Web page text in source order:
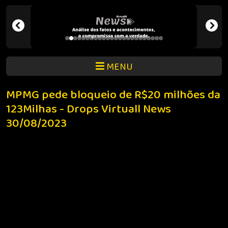
MENU
MPMG pede bloqueio de R$20 milhões da
123Milhas - Drops Virtuall News
30/08/2023